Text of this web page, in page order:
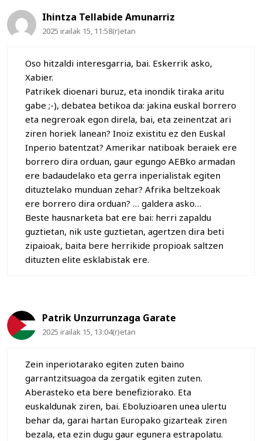
Ihintza Tellabide Amunarriz
2025 irailak 15, 11:58(r)etan
Oso hitzaldi interesgarria, bai. Eskerrik asko,
Xabier.
Patrikek dioenari buruz, eta inondik tiraka aritu
gabe ;-), debatea betikoa da: jakina euskal borrero
eta negreroak egon direla, bai, eta zeinentzat ari
ziren horiek lanean? Inoiz existitu ez den Euskal
Inperio batentzat? Amerikar natiboak beraiek ere
borrero dira orduan, gaur egungo AEBko armadan
ere badaudelako eta gerra inperialistak egiten
dituztelako munduan zehar? Afrika beltzekoak
ere borrero dira orduan? … galdera asko…
Beste hausnarketa bat ere bai: herri zapaldu
guztietan, nik uste guztietan, agertzen dira beti
zipaioak, baita bere herrikide propioak saltzen
dituzten elite esklabistak ere.
Patrik Unzurrunzaga Garate
2025 irailak 15, 13:04(r)etan
Zein inperiotarako egiten zuten baino
garrantzitsuagoa da zergatik egiten zuten.
Aberasteko eta bere benefiziorako. Eta
euskaldunak ziren, bai. Eboluzioaren unea ulertu
behar da, garai hartan Europako gizarteak ziren
bezala, eta ezin dugu gaur egunera estrapolatu.